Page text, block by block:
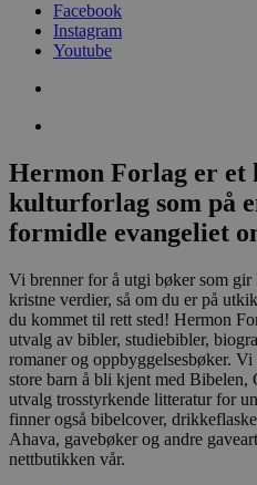
Facebook
Instagram
Youtube
Hermon Forlag er et
kulturforlag som på
formidle evangeliet
Vi brenner for å utgi bøker som
kristne verdier, så om du er på
du kommet til rett sted! Hermon
utvalg av bibler, studiebibler,
romaner og oppbyggelsesbøker.
store barn å bli kjent med Bibelen,
utvalg trosstyrkende litteratur for
finner også bibelcover,
Ahava, gavebøker og andre
nettbutikken vår.